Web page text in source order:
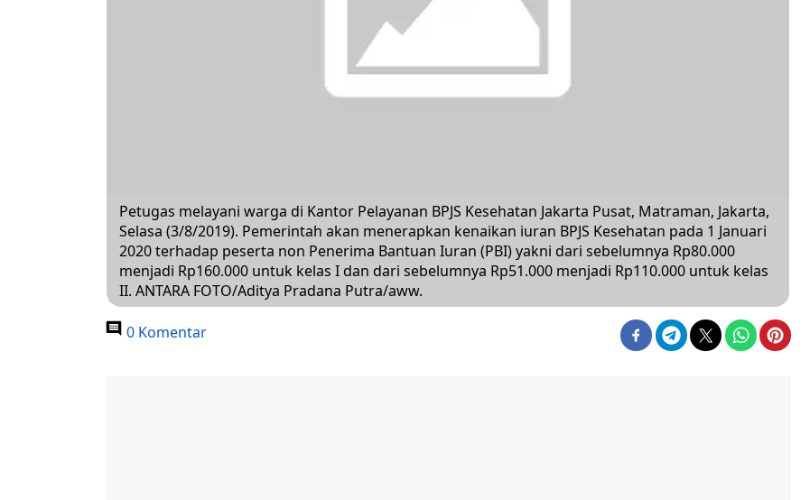
Petugas melayani warga di Kantor Pelayanan BPJS Kesehatan Jakarta Pusat, Matraman, Jakarta,
Selasa (3/8/2019). Pemerintah akan menerapkan kenaikan iuran BPJS Kesehatan pada 1 Januari
2020 terhadap peserta non Penerima Bantuan Iuran (PBI) yakni dari sebelumnya Rp80.000
menjadi Rp160.000 untuk kelas I dan dari sebelumnya Rp51.000 menjadi Rp110.000 untuk kelas
II. ANTARA FOTO/Aditya Pradana Putra/aww.
0 Komentar